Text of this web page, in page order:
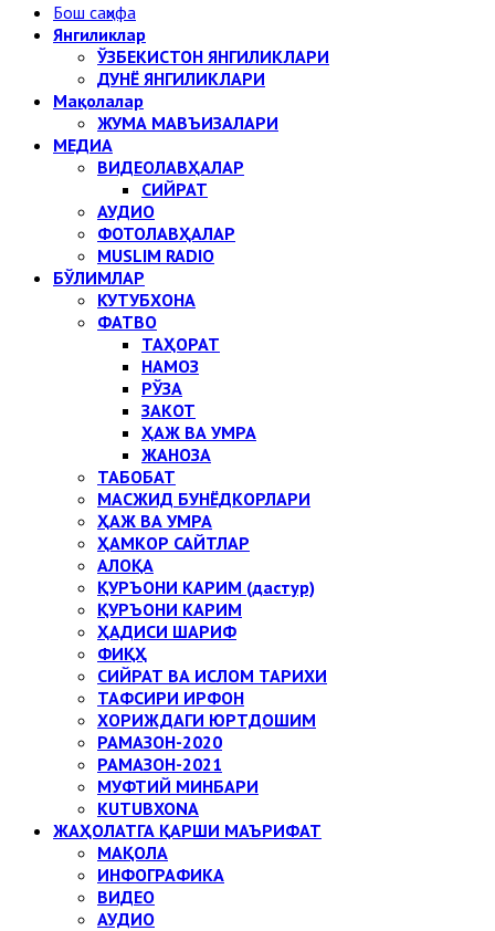
Бош саҳифа
Янгиликлар
ЎЗБЕКИСТОН ЯНГИЛИКЛАРИ
ДУНЁ ЯНГИЛИКЛАРИ
Мақолалар
ЖУМА МАВЪИЗАЛАРИ
МЕДИА
ВИДЕОЛАВҲАЛАР
СИЙРАТ
АУДИО
ФОТОЛАВҲАЛАР
MUSLIM RADIO
БЎЛИМЛАР
КУТУБХОНА
ФАТВО
ТАҲОРАТ
НАМОЗ
РЎЗА
ЗАКОТ
ҲАЖ ВА УМРА
ЖАНОЗА
ТАБОБАТ
МАСЖИД БУНЁДКОРЛАРИ
ҲАЖ ВА УМРА
ҲАМКОР САЙТЛАР
АЛОҚА
ҚУРЪОНИ КАРИМ (дастур)
ҚУРЪОНИ КАРИМ
ҲАДИСИ ШАРИФ
ФИҚҲ
СИЙРАТ ВА ИСЛОМ ТАРИХИ
ТАФСИРИ ИРФОН
ХОРИЖДАГИ ЮРТДОШИМ
РАМАЗОН-2020
РАМАЗОН-2021
МУФТИЙ МИНБАРИ
KUTUBXONA
ЖАҲОЛАТГА ҚАРШИ МАЪРИФАТ
МАҚОЛА
ИНФОГРАФИКА
ВИДЕО
АУДИО